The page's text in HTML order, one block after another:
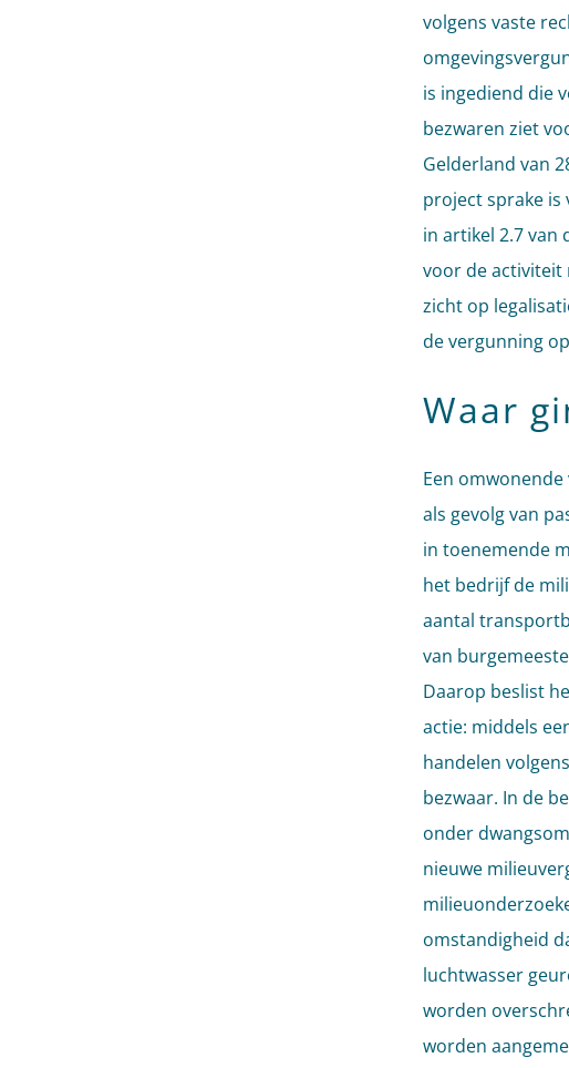
volgens vaste
is ingediend die
bezwaren ziet
Gelderland van
project sprake is
in artikel 2.7 van
voor de activiteit
zicht op
de vergunning
Waar
Een
als gevolg van
in toenemende
het bedrijf de
aantal
van
Daarop beslist
actie: middels
handelen
bezwaar. In de
onder
nieuwe
omstandigheid
luchtwasser
worden
worden